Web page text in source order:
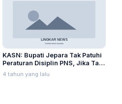
KASN: Bupati Jepara Tak Patuhi
Peraturan Disiplin PNS, Jika Tak
segera Periksa Sekda
4 tahun yang lalu